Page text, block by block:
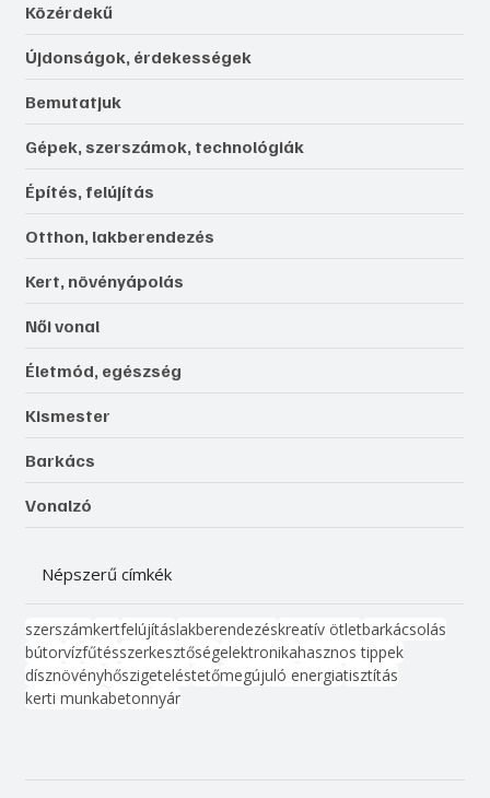
Közérdekű
Újdonságok, érdekességek
Bemutatjuk
Gépek, szerszámok, technológiák
Építés, felújítás
Otthon, lakberendezés
Kert, növényápolás
Női vonal
Életmód, egészség
Kismester
Barkács
Vonalzó
Népszerű címkék
szerszámkertfelújításlakberendezéskreatív ötletbarkácsolás
bútorvízfűtésszerkesztőségelektronikahasznos tippek
dísznövényhőszigeteléstetőmegújuló energiatisztítás
kerti munkabetonnyár